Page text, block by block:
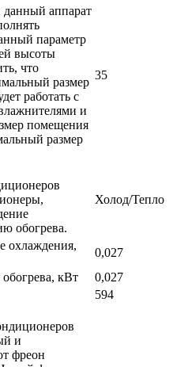
аппарат
параметр
высоты
что
размер
работать с
и
помещения
размер
35
обогрева.
Холод/Тепло
охлаждения,
0,027
кВт
0,027
594
и
фреон